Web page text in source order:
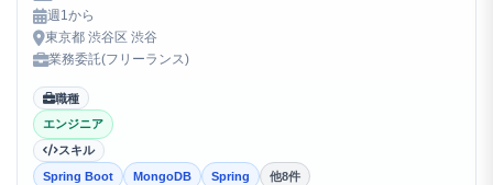
週1から
東京都 渋谷区 渋谷
業務委託(フリーランス)
職種
エンジニア
スキル
Spring Boot
MongoDB Spring
他8件